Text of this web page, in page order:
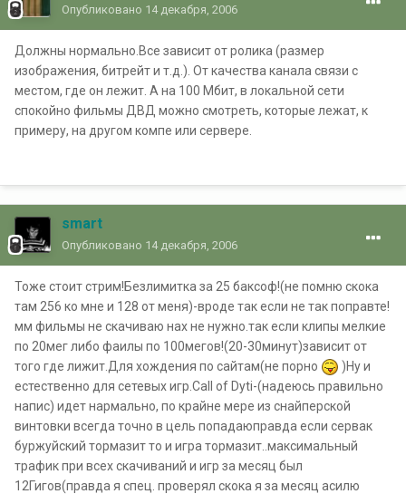
Опубликовано 14 декабря, 2006
Должны нормально.Все зависит от ролика (размер
изображения, битрейт и т.д.). От качества канала связи с
местом, где он лежит. А на 100 Мбит, в локальной сети
спокойно фильмы ДВД можно смотреть, которые лежат, к
примеру, на другом компе или сервере.
smart
Опубликовано 14 декабря, 2006
Тоже стоит стрим!Безлимитка за 25 баксоф!(не помню скока
там 256 ко мне и 128 от меня)-вроде так если не так поправте!
мм фильмы не скачиваю нах не нужно.так если клипы мелкие
по 20мег либо фаилы по 100мегов!(20-30минут)зависит от
того где лижит.Для хождения по сайтам(не порно
)Ну и
естественно для сетевых игр.Call of Dyti-(надеюсь правильно
напис) идет нармально, по крайне мере из снайперской
винтовки всегда точно в цель попадаюправда если сервак
буржуйский тормазит то и игра тормазит..максимальный
трафик при всех скачиваний и игр за месяц был
12Гигов(правда я спец. проверял скока я за месяц асилю